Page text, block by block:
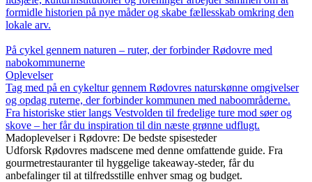
formidle historien på nye måder og skabe fællesskab omkring den
lokale arv.
På cykel gennem naturen – ruter, der forbinder Rødovre med
nabokommunerne
Oplevelser
Tag med på en cykeltur gennem Rødovres naturskønne omgivelser
og opdag ruterne, der forbinder kommunen med naboområderne.
Fra historiske stier langs Vestvolden til fredelige ture mod søer og
skove – her får du inspiration til din næste grønne udflugt.
Madoplevelser i Rødovre: De bedste spisesteder
Udforsk Rødovres madscene med denne omfattende guide. Fra
gourmetrestauranter til hyggelige takeaway-steder, får du
anbefalinger til at tilfredsstille enhver smag og budget.